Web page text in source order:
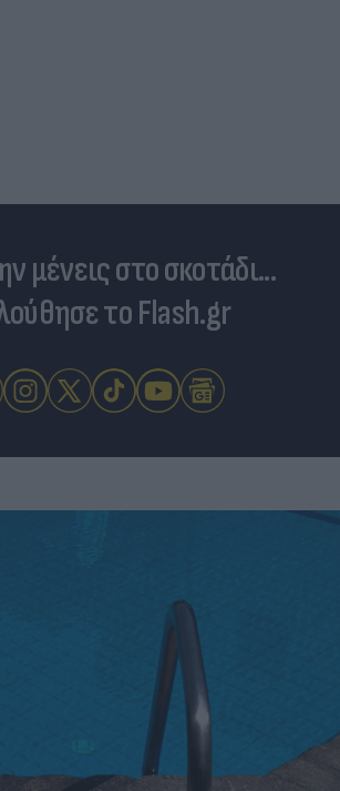
μένεις στο σκοτάδι...
το Flash.gr